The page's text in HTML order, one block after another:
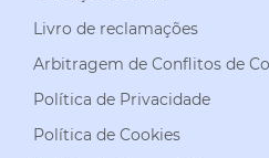
Livro de reclamações
Arbitragem de Conflitos de
Política de Privacidade
Política de Cookies